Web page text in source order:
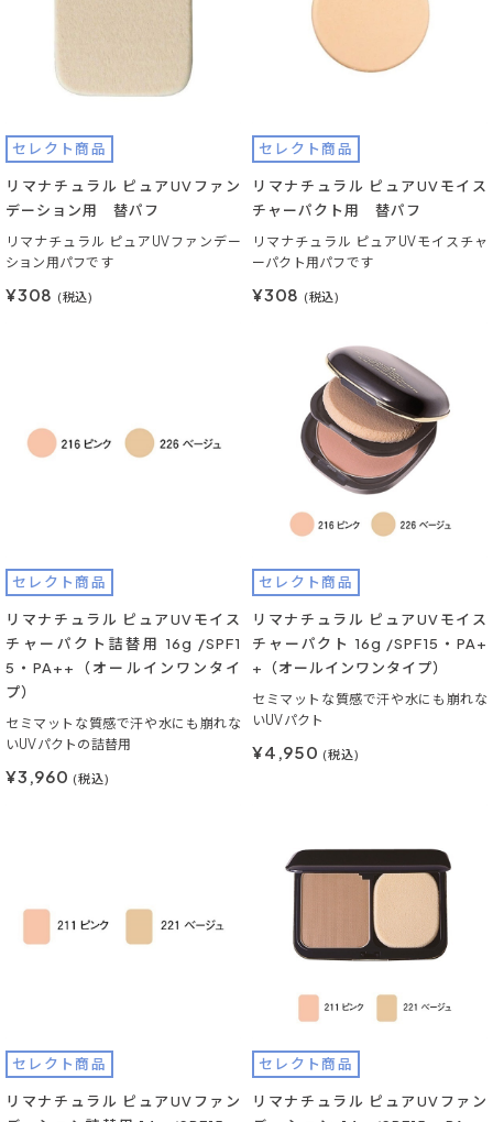
セレクト商品
リマナチュラル ピュアUVファン
デーション用 替パフ
リマナチュラル ピュアUVファンデー
ション用パフです
¥308 (税込)
セレクト商品
リマナチュラル ピュアUVモイス
チャーパクト用 替パフ
リマナチュラル ピュアUVモイスチャ
ーパクト用パフです
¥308 (税込)
セレクト商品
リマナチュラル ピュアUVモイス
チャーパクト詰替用 16g /SPF1
5・PA++（オールインワンタイ
プ）
セミマットな質感で汗や水にも崩れな
いUVパクトの詰替用
¥3,960 (税込)
セレクト商品
リマナチュラル ピュアUVモイス
チャーパクト 16g /SPF15・PA+
+（オールインワンタイプ）
セミマットな質感で汗や水にも崩れな
いUVパクト
¥4,950 (税込)
セレクト商品
リマナチュラル ピュアUVファン
セレクト商品
リマナチュラル ピュアUVファン